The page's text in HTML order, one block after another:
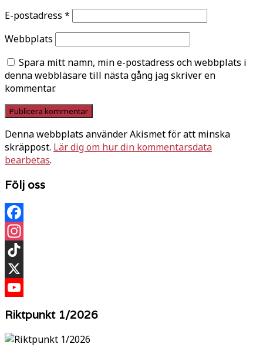
E-postadress *
Webbplats
Spara mitt namn, min e-postadress och webbplats i
denna webbläsare till nästa gång jag skriver en
kommentar.
Denna webbplats använder Akismet för att minska
skräppost. Lär dig om hur din kommentarsdata
bearbetas.
Följ oss
Facebook
Instagram
TikTok
X
Riktpunkt 1/2026